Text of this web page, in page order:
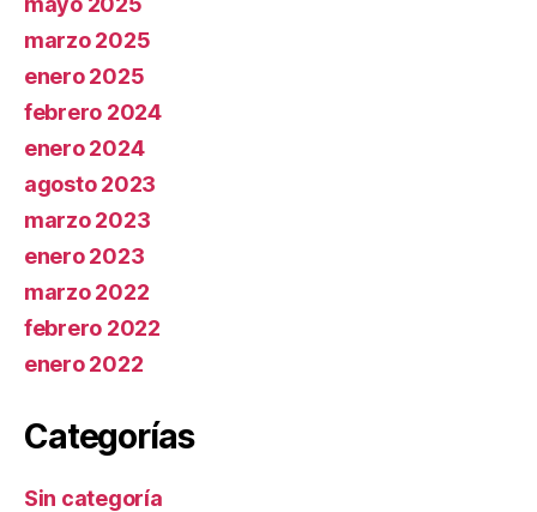
marzo 2025
enero 2025
febrero 2024
enero 2024
agosto 2023
marzo 2023
enero 2023
marzo 2022
febrero 2022
enero 2022
Categorías
Sin categoría